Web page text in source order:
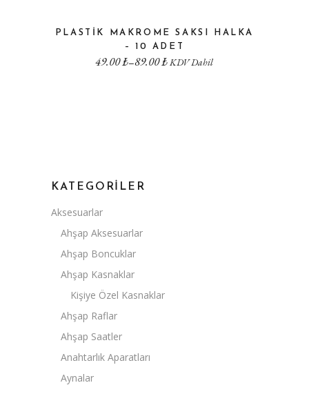
PLASTIK MAKROME SAKSI HALKA
– 10 ADET
49.00₺–89.00₺KDV Dahil
KATEGORILER
Aksesuarlar
Ahşap Aksesuarlar
Ahşap Boncuklar
Ahşap Kasnaklar
Kişiye Özel Kasnaklar
Ahşap Raflar
Ahşap Saatler
Anahtarlık Aparatları
Aynalar